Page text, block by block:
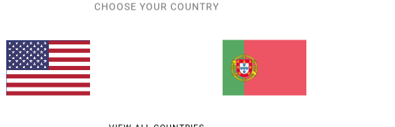
BASEADO EM3 AVALIAÇÕES VERIFICADAS
DESDE JANEIRO 2026
67% DOS NOSSOS CLIENTES RECOMENDAM ESTE PRODUTO
TAMANHO
CHOOSE YOUR COUNTRY